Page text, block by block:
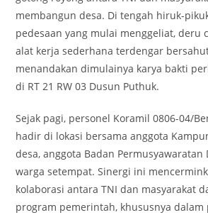
membangun desa. Di tengah hiruk-
pedesaan yang mulai menggeliat, deru
alat kerja sederhana terdengar
menandakan dimulainya karya bakti
di RT 21 RW 03 Dusun Puthuk.
Sejak pagi, personel Koramil 0806-04/
hadir di lokasi bersama anggota
desa, anggota Badan Permusyawaratan
warga setempat. Sinergi ini
kolaborasi antara TNI dan masyarakat
program pemerintah, khususnya